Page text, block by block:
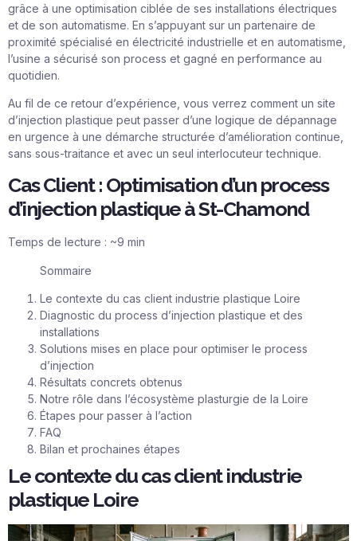
grâce à une optimisation ciblée de ses installations électriques
et de son automatisme. En s’appuyant sur un partenaire de
proximité spécialisé en électricité industrielle et en automatisme,
l’usine a sécurisé son process et gagné en performance au
quotidien.
Au fil de ce retour d’expérience, vous verrez comment un site
d’injection plastique peut passer d’une logique de dépannage
en urgence à une démarche structurée d’amélioration continue,
sans sous-traitance et avec un seul interlocuteur technique.
Cas Client : Optimisation d’un process
d’injection plastique à St-Chamond
Temps de lecture : ~9 min
Sommaire
Le contexte du cas client industrie plastique Loire
Diagnostic du process d’injection plastique et des
installations
Solutions mises en place pour optimiser le process
d’injection
Résultats concrets obtenus
Notre rôle dans l’écosystème plasturgie de la Loire
Étapes pour passer à l’action
FAQ
Bilan et prochaines étapes
Le contexte du cas client industrie
plastique Loire